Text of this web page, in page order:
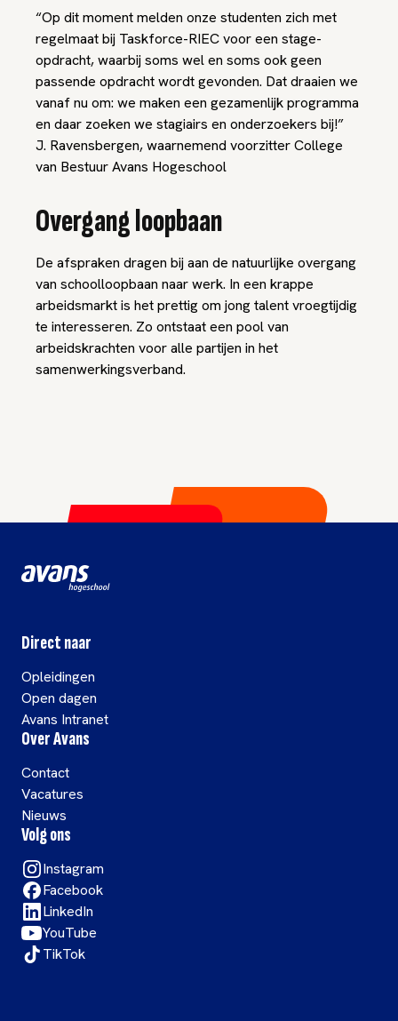
“Op dit moment melden onze studenten zich met
regelmaat bij Taskforce-RIEC voor een stage-
opdracht, waarbij soms wel en soms ook geen
passende opdracht wordt gevonden. Dat draaien we
vanaf nu om: we maken een gezamenlijk programma
en daar zoeken we stagiairs en onderzoekers bij!”
J. Ravensbergen, waarnemend voorzitter College
van Bestuur Avans Hogeschool
Overgang loopbaan
De afspraken dragen bij aan de natuurlijke overgang
van schoolloopbaan naar werk. In een krappe
arbeidsmarkt is het prettig om jong talent vroegtijdig
te interesseren. Zo ontstaat een pool van
arbeidskrachten voor alle partijen in het
samenwerkingsverband.
Direct naar
Opleidingen
Open dagen
Avans Intranet
Over Avans
Contact
Vacatures
Nieuws
Volg ons
Instagram
Facebook
LinkedIn
YouTube
TikTok